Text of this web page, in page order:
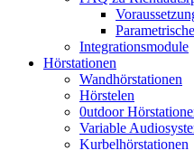
Integrationsmodule
Hörstationen
Wandhörstationen
Hörstelen
0utdoor
Variable
Kurbelhörstationen